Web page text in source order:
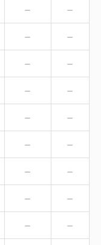
－ －
－ －
－ －
－ －
－ －
－ －
－ －
－ －
－ －